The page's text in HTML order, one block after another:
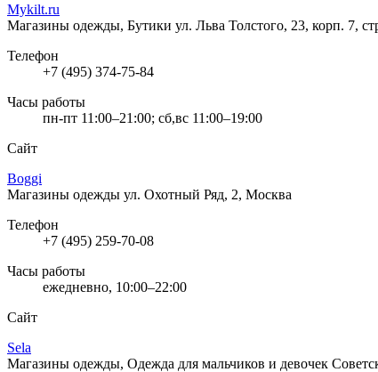
Mykilt.ru
Магазины одежды, Бутики ул. Льва Толстого, 23, корп. 7,
Телефон
+7 (495) 374-75-84
Часы работы
пн-пт 11:00–21:00; сб,вс 11:00–19:00
Сайт
Boggi
Магазины одежды ул. Охотный Ряд, 2, Москва
Телефон
+7 (495) 259-70-08
Часы работы
ежедневно, 10:00–22:00
Сайт
Sela
Магазины одежды, Одежда для мальчиков и девочек